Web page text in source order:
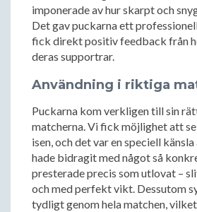
imponerade av hur skarpt och
Det gav puckarna ett
fick direkt positiv feedback från
deras supportrar.
Användning i riktiga
Puckarna kom verkligen till sin
matcherna. Vi fick möjlighet att
isen, och det var en speciell
hade bidragit med något så
presterade precis som utlovat –
och med perfekt vikt. Dessutom
tydligt genom hela matchen,